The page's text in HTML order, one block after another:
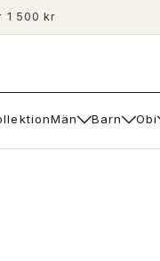
1 500 kr
Män Barn Obi